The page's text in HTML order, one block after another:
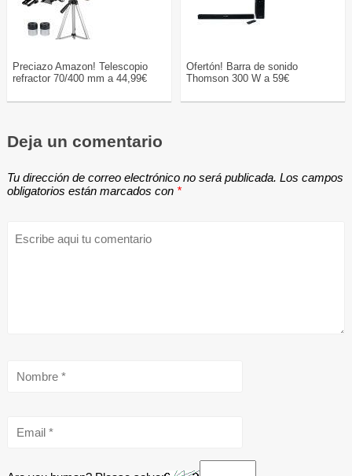
Preciazo Amazon! Telescopio
refractor 70/400 mm a 44,99€
Ofertón! Barra de sonido
Thomson 300 W a 59€
Deja un comentario
Tu dirección de correo electrónico no será publicada. Los campos
obligatorios están marcados con *